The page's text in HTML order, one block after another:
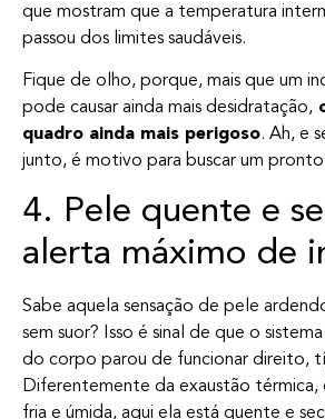
que mostram que a temperatura
passou dos limites saudáveis.
Fique de olho, porque, mais que um
pode causar ainda mais desidratação,
quadro ainda mais perigoso. Ah, e
junto, é motivo para buscar um
4. Pele quente e
alerta máximo de
Sabe aquela sensação de pele
sem suor? Isso é sinal de que o
do corpo parou de funcionar direito,
Diferentemente da exaustão térmica,
fria e úmida, aqui ela está quente e